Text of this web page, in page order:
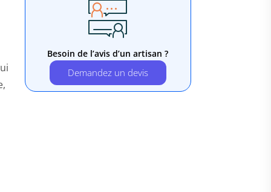
Besoin de l’avis d’un artisan ?
Demandez un devis